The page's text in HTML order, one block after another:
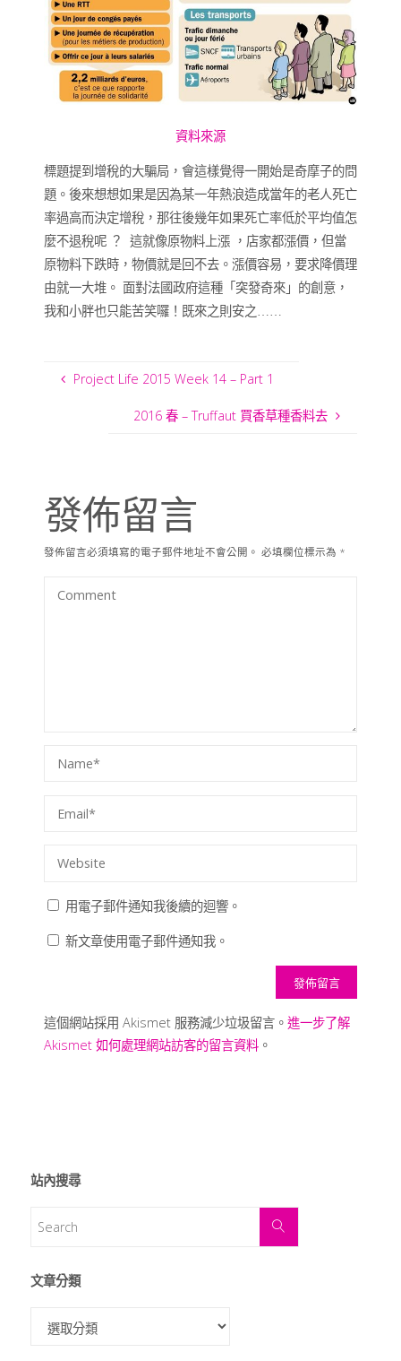
資料來源
標題提到增稅的大騙局，會這樣覺得一開始是奇摩子的問
題。後來想想如果是因為某一年熱浪造成當年的老人死亡
率過高而決定增稅，那往後幾年如果死亡率低於平均值怎
麼不退稅呢？ 這就像原物料上漲 ，店家都漲價，但當
原物料下跌時，物價就是回不去。漲價容易，要求降價理
由就一大堆。 面對法國政府這種「突發奇來」的創意，
我和小胖也只能苦笑囉！既來之則安之……
Project Life 2015 Week 14 – Part 1
2016 春 – Truffaut 買香草種香料去
發佈留言
發佈留言必須填寫的電子郵件地址不會公開。 必填欄位標示為 *
用電子郵件通知我後續的迴響。
新文章使用電子郵件通知我。
這個網站採用 Akismet 服務減少垃圾留言。 進一步了解
Akismet 如何處理網站訪客的留言資料。
站內搜尋
文章分類